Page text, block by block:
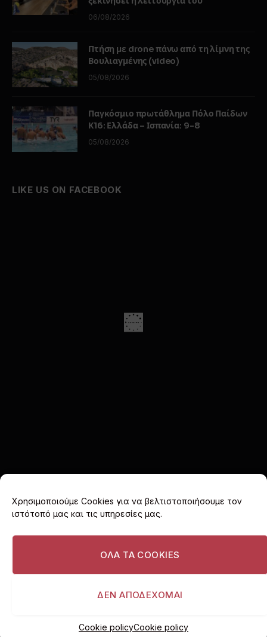
Χρησιμοποιούμε Cookies για να βελτιστοποιήσουμε τον
ιστότοπό μας και τις υπηρεσίες μας.
ΟΛΑ ΤΑ COOKIES
ΔΕΝ ΑΠΟΔΕΧΟΜΑΙ
Cookie policyCookie policy
06/08/2026
Πτήση με drone πάνω από τη λίμνη της
Βουλιαγμένης (video)
05/08/2026
Παγκόσμιο πρωτάθλημα Πόλο Παίδων
Κ16: Ελλάδα – Ισπανία: 9-8
05/08/2026
LIKE US ON FACEBOOK
(Twitter)
COOKIE POLICY (EU)
ΠΟΛΙΤΙΚΗ ΑΠΟΡΡΗΤΟΥ
ΔΙΑΦΗΜΙΣΤΕΙΤΕ